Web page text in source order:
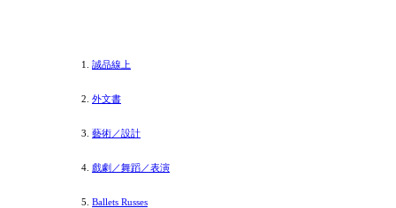
誠品線上
外文書
藝術／設計
戲劇／舞蹈／表演
Ballets Russes